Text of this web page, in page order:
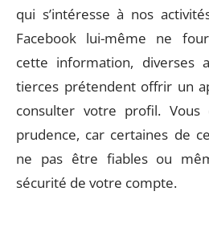
qui s’intéresse à nos
Facebook lui-même ne
cette information, diverses
tierces prétendent offrir un
consulter votre profil. Vous
prudence, car certaines de
ne pas être fiables ou
sécurité de votre compte.